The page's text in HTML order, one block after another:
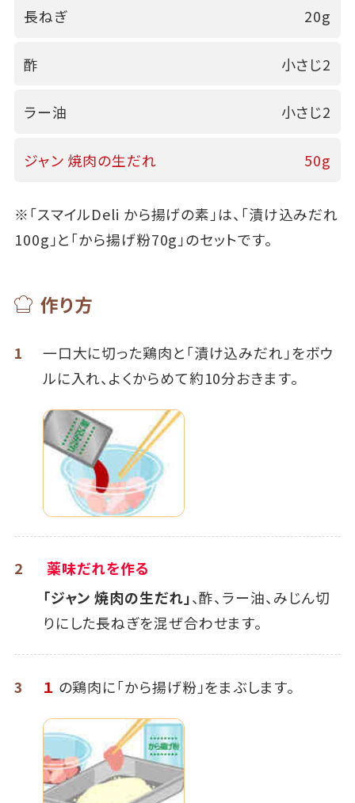
長ねぎ 20g
酢 小さじ2
ラー油 小さじ2
ジャン 焼肉の生だれ 50g
※「スマイルDeli から揚げの素」は、「漬け込みだれ
100g」と「から揚げ粉70g」のセットです。
作り方
1
一口大に切った鶏肉と「漬け込みだれ」をボウ
ルに入れ、よくからめて約10分おきます。
2
薬味だれを作る
「ジャン 焼肉の生だれ」、酢、ラー油、みじん切
りにした長ねぎを混ぜ合わせます。
3 １ の鶏肉に「から揚げ粉」をまぶします。